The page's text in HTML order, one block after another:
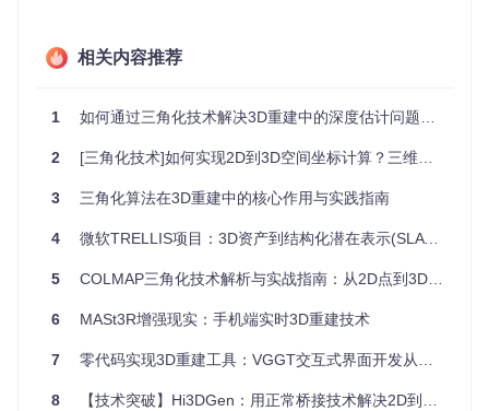
视角几何限制：当两个相机的光轴几乎平行时（即基线较
短或观察方向接近），三角化会产生较大误差，就像用两
外点干扰：图像匹配过程中不可避免地会出现错误匹配
（外点），这些错误数据会严重影响三角化结果。
数值稳定性：直接求解投影方程可能会因为矩阵条件数不
：三角化得到的三维点必须位于所有相机的前
方，否则该点在物理上是不可见的。
三、解决方案：COLMAP的三角化技术
段来应对上述挑战，实现了高效、鲁棒的三角化过程。
3.1 几何模型与求解方法
相关内容推荐
1 如何通过三角化技术解决3D重建中的深度估计问题：从2D点到空间结构的转化
2 [三角化技术]如何实现2D到3D空间坐标计算？三维重建核心指南
3 三角化算法在3D重建中的核心作用与实践指南
4 微软TRELLIS项目：3D资产到结构化潜在表示(SLAT)的转换技术解析
5 COLMAP三角化技术解析与实战指南：从2D点到3D结构的3大核心技术
6 MASt3R增强现实：手机端实时3D重建技术
7 零代码实现3D重建工具：VGGT交互式界面开发从入门到精通
8 【技术突破】Hi3DGen：用正常桥接技术解决2D到3D建模的效率难题